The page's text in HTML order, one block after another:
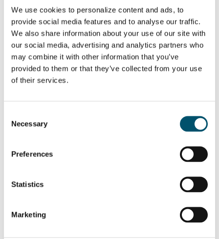
We use cookies to personalize content and ads, to
provide social media features and to analyse our traffic.
We also share information about your use of our site with
our social media, advertising and analytics partners who
may combine it with other information that you’ve
provided to them or that they’ve collected from your use
of their services.
Selection
Necessary
Preferences
Statistics
Marketing
mi vaso de la
ducha?
of tempered
laminated glass?
¿QUIERE SABER MÁS?
Suscribirse al boletín de noticias de Glastory
Email:
With a background in industrial
engineering and management, Riku is